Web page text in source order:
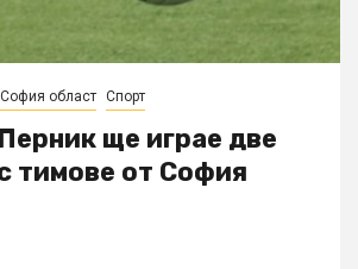
София област Спорт
ще играе две
тимове от София